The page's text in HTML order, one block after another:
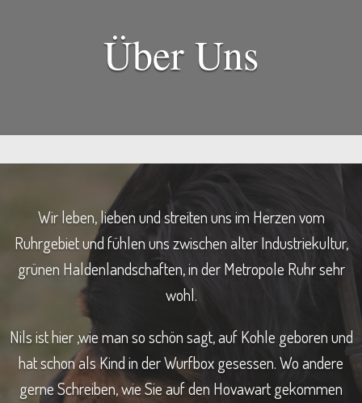
Über Uns
Wir leben, lieben und streiten uns im Herzen vom
Ruhrgebiet und fühlen uns zwischen alter Industriekultur,
grünen Haldenlandschaften, in der Metropole Ruhr sehr
wohl.
Nils ist hier ,wie man so schön sagt, auf Kohle geboren und
hat schon als Kind in der Wurfbox gesessen. Wo andere
gerne Schreiben, wie Sie auf den Hovawart gekommen